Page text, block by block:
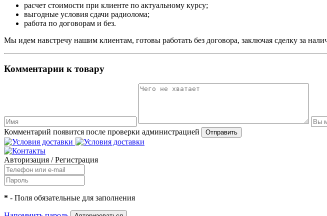
расчет стоимости при клиенте по актуальному курсу;
выгодные условия сдачи радиолома;
работа по договорам и без.
Мы идем навстречу нашим клиентам, готовы работать без договора, заключая сделку за
Комментарии к товару
Комментарий появится после проверки администрацией
Авторизация /Регистрация
* - Поля обязательные для заполнения